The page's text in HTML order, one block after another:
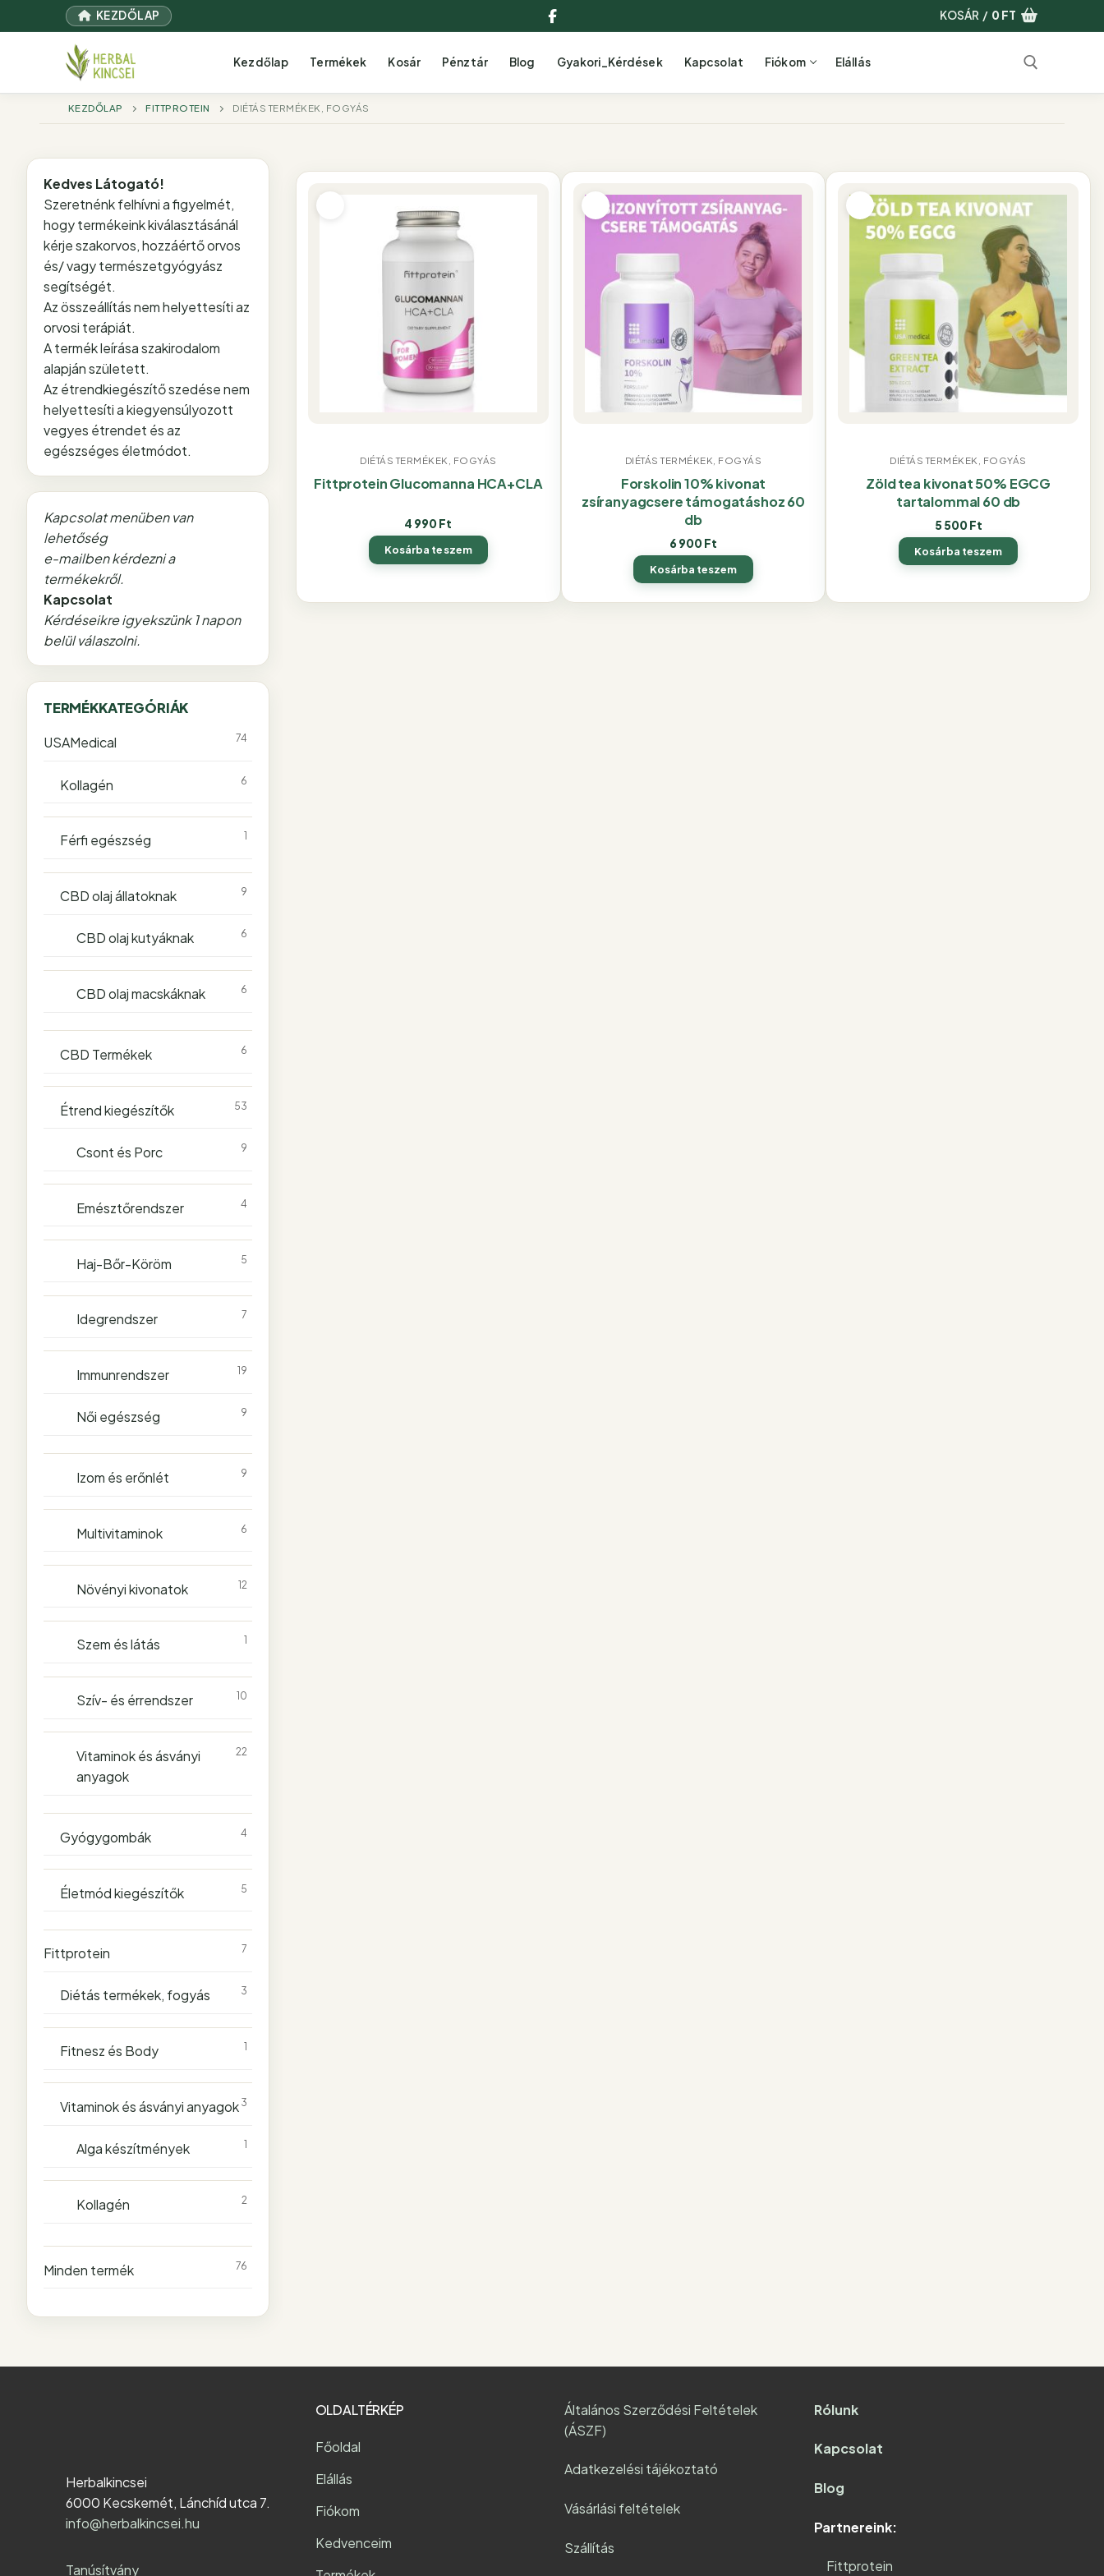
a
KEZDŐLAP
Facebook
KOSÁR / 0 FT
Kezdőlap Termékek Kosár Pénztár Blog Gyakori_Kérdések Kapcsolat Fiókom Elállás
KEZDŐLAP FITTPROTEIN DIÉTÁS TERMÉKEK, FOGYÁS
DIÉTÁS TERMÉKEK, FOGYÁS
Fittprotein Glucomanna HCA+CLA
4 990 Ft
Kosárba teszem
DIÉTÁS TERMÉKEK, FOGYÁS
Forskolin 10% kivonat
zsíranyagcsere támogatáshoz 60
db
6 900 Ft
Kosárba teszem
DIÉTÁS TERMÉKEK, FOGYÁS
Zöld tea kivonat 50% EGCG
tartalommal 60 db
5 500 Ft
Kosárba teszem
Kedves Látogató!
Szeretnénk felhívni a figyelmét,
hogy termékeink kiválasztásánál
kérje szakorvos, hozzáértő orvos
és/ vagy természetgyógyász
segítségét.
Az összeállítás nem helyettesíti az
orvosi terápiát.
A termék leírása szakirodalom
alapján született.
Az étrendkiegészítő szedése nem
helyettesíti a kiegyensúlyozott
vegyes étrendet és az
egészséges életmódot.
Kapcsolat menüben van
lehetőség
e-mailben kérdezni a
termékekről.
Kapcsolat
Kérdéseikre igyekszünk 1 napon
belül válaszolni.
TERMÉKKATEGÓRIÁK
USAMedical
74
Kollagén 6
Férfi egészség 1
CBD olaj állatoknak 9
CBD olaj kutyáknak 6
CBD olaj macskáknak 6
CBD Termékek 6
Étrend kiegészítők 53
Csont és Porc 9
Emésztőrendszer 4
Haj-Bőr-Köröm 5
Idegrendszer 7
Immunrendszer 19
Női egészség 9
Izom és erőnlét 9
Multivitaminok 6
Növényi kivonatok 12
Szem és látás 1
Szív- és érrendszer 10
Vitaminok és ásványi
anyagok
22
Gyógygombák 4
Életmód kiegészítők 5
Fittprotein 7
Diétás termékek, fogyás 3
Fitnesz és Body 1
Vitaminok és ásványi anyagok 3
Alga készítmények 1
Kollagén 2
Minden termék 76
Herbalkincsei
6000 Kecskemét, Lánchíd utca 7.
info@herbalkincsei.hu
Tanúsítvány
OLDALTÉRKÉP
Főoldal
Elállás
Fiókom
Kedvenceim
Általános Szerződési Feltételek
(ÁSZF)
Adatkezelési tájékoztató
Vásárlási feltételek
Szállítás
Rólunk
Kapcsolat
Blog
Partnereink:
Fittprotein